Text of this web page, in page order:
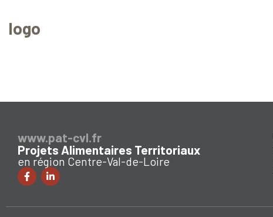
logo
www.pat-cvl.fr
Projets Alimentaires Territoriaux
en région Centre-Val-de-Loire